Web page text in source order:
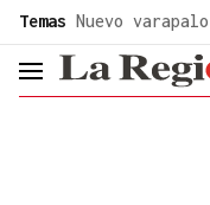
Temas Nuevo
header.menu.open